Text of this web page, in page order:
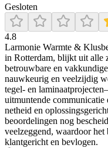
Gesloten
4.8
Larmonie Warmte &
in Rotterdam, blijkt uit alle
betrouwbare en
nauwkeurig en veelzijdig
tegel‐ en
uitmuntende
netheid en
beoordelingen nog
veelzeggend, waardoor
klantgericht en bevlogen.